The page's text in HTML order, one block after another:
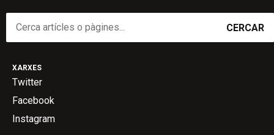
CERCAR
XARXES
Twitter
Facebook
Instagram